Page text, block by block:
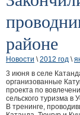
районе
Новости \2012 год \
3 июня в селе
организованные
проекта по
сельского туризма в
В тренинге,